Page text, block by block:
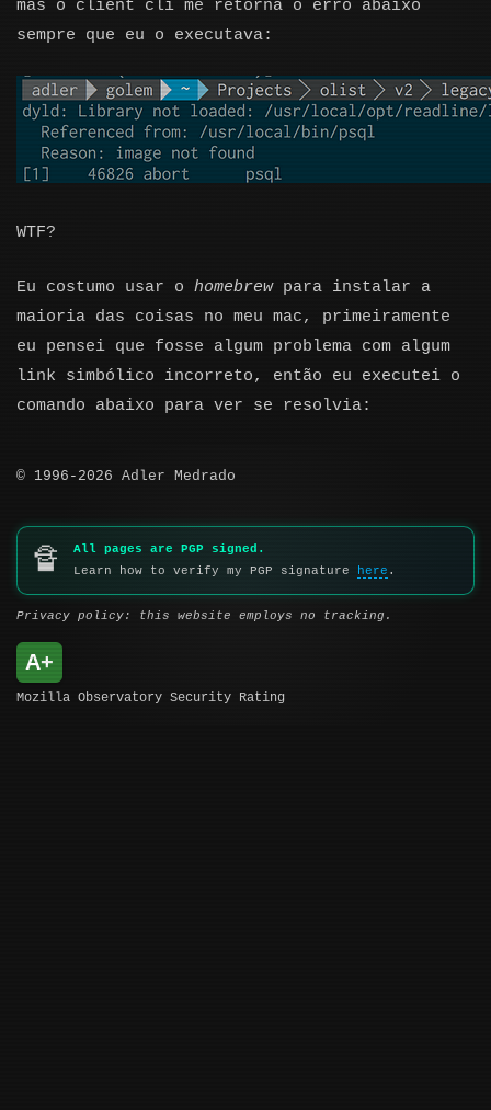
mas o client cli me retorna o erro abaixo
sempre que eu o executava:
WTF?
Eu costumo usar o homebrewpara instalar a
maioria das coisas no meu mac, primeiramente
eu pensei que fosse algum problema com algum
link simbólico incorreto, então eu executei o
comando abaixo para ver se resolvia:
© 1996-2026 Adler Medrado
🔏
All pages are PGP signed.
Learn how to verify my PGP signature
here .
Privacy policy: this website employs no tracking.
A+
Mozilla Observatory Security Rating